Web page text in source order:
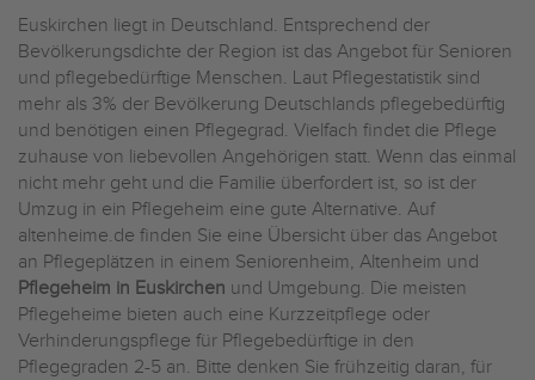
Euskirchen liegt in Deutschland. Entsprechend der
Bevölkerungsdichte der Region ist das Angebot für Senioren
und pflegebedürftige Menschen. Laut Pflegestatistik sind
mehr als 3% der Bevölkerung Deutschlands pflegebedürftig
und benötigen einen Pflegegrad. Vielfach findet die Pflege
zuhause von liebevollen Angehörigen statt. Wenn das einmal
nicht mehr geht und die Familie überfordert ist, so ist der
Umzug in ein Pflegeheim eine gute Alternative. Auf
altenheime.de finden Sie eine Übersicht über das Angebot
an Pflegeplätzen in einem Seniorenheim, Altenheim und
Pflegeheim in Euskirchen und Umgebung. Die meisten
Pflegeheime bieten auch eine Kurzzeitpflege oder
Verhinderungspflege für Pflegebedürftige in den
Pflegegraden 2-5 an. Bitte denken Sie frühzeitig daran, für